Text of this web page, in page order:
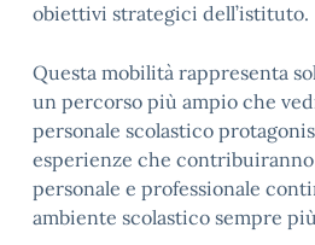
obiettivi strategici dell’istituto.
Questa mobilità rappresenta
un percorso più ampio che
personale scolastico
esperienze che
personale e professionale
ambiente scolastico sempre